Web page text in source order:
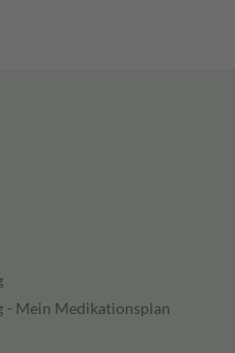
- Mein Medikationsplan